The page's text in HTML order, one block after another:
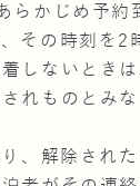
らかじめ予約
その時刻を2
しないとき
れものとみ
、解除され